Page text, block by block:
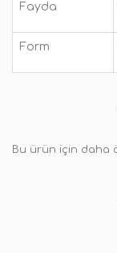
Fayda
Form
Bu ürün için daha